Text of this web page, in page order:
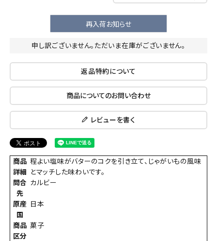
再入荷お知らせ
申し訳ございません。ただいま在庫がございません。
返品特約について
商品についてのお問い合わせ
レビューを書く
商品
詳細
程よい塩味がバターのコクを引き立て、じゃがいもの風味
とマッチした味わいです。
問合
先
カルビー
原産
国
日本
商品
区分
菓子